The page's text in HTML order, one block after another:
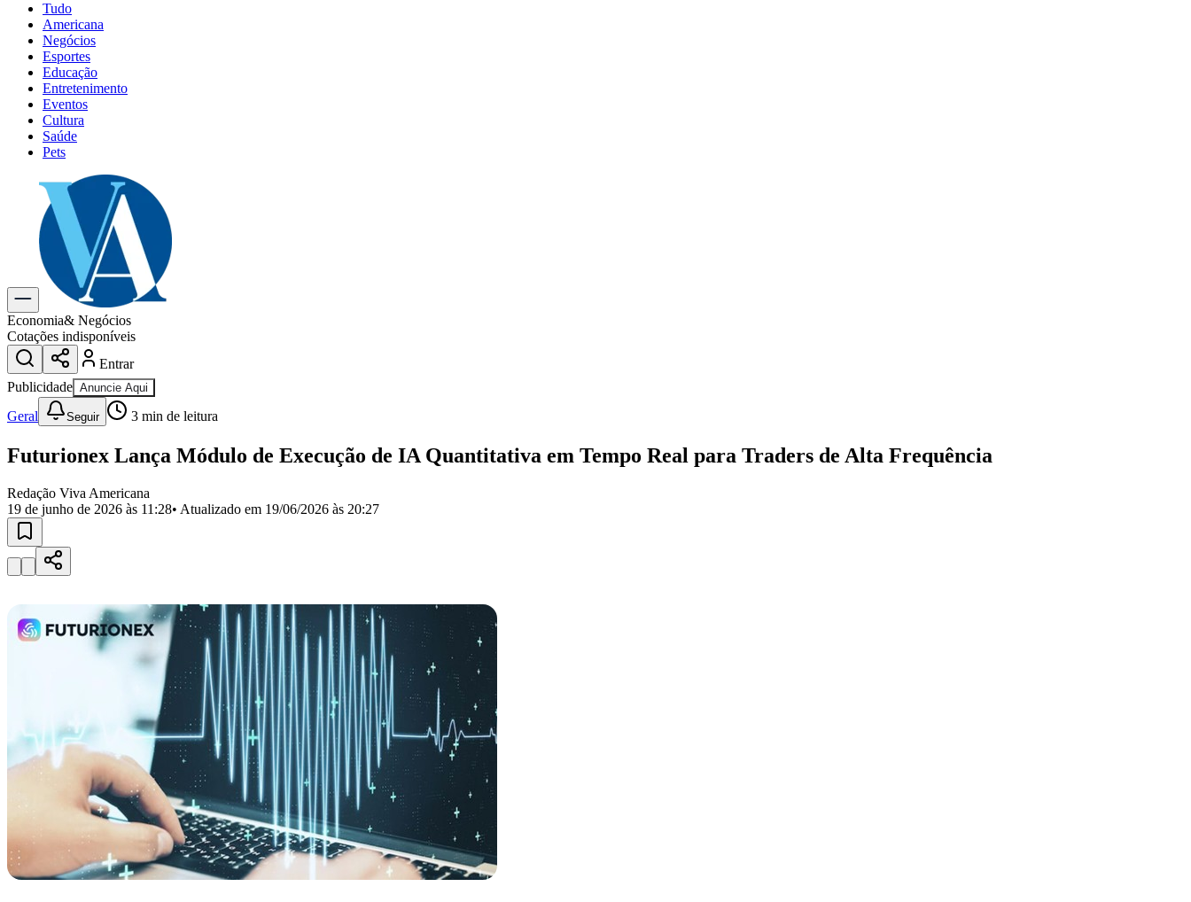
Tudo
Americana
Negócios
Esportes
Educação
Entretenimento
Eventos
Cultura
Saúde
Pets
Explore Tudo
Últimas Notícias
Previsão do Tempo
Dia a Dia & Lazer
Gastronomia
Cinema & Shows
Para Sua Empresa
Anuncie no Portal
Cadastrar Empresa
Divulgar VagasNovo
Publicidade Legal
Política
Eleições
Segurança
Cultura
Meio Ambiente
Bairros de Americana
Para Sua Empresa
Anuncie no Portal
Guia de Empresas
Novo
Hub de Negócios
Guia Comercial
Selo Verificado
Portal Educacional
Agenda de Vestibulares
Vagas de Emprego
Concursos
Panorama Econômico
Panorama Econômico
Economia& Negócios
Cotações indisponíveis
Entrar
Publicidade Anuncie Aqui
Geral Seguir 3 min de leitura
Futurionex Lança Módulo de Execução de IA Quantitativa em Tempo Real para Traders de Alta Frequência
Redação Viva Americana
19 de junho de 2026 às 11:28• Atualizado em 19/06/2026 às 20:27